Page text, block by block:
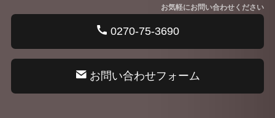
お気軽にお問い合わせください
0270-75-3690
お問い合わせフォーム